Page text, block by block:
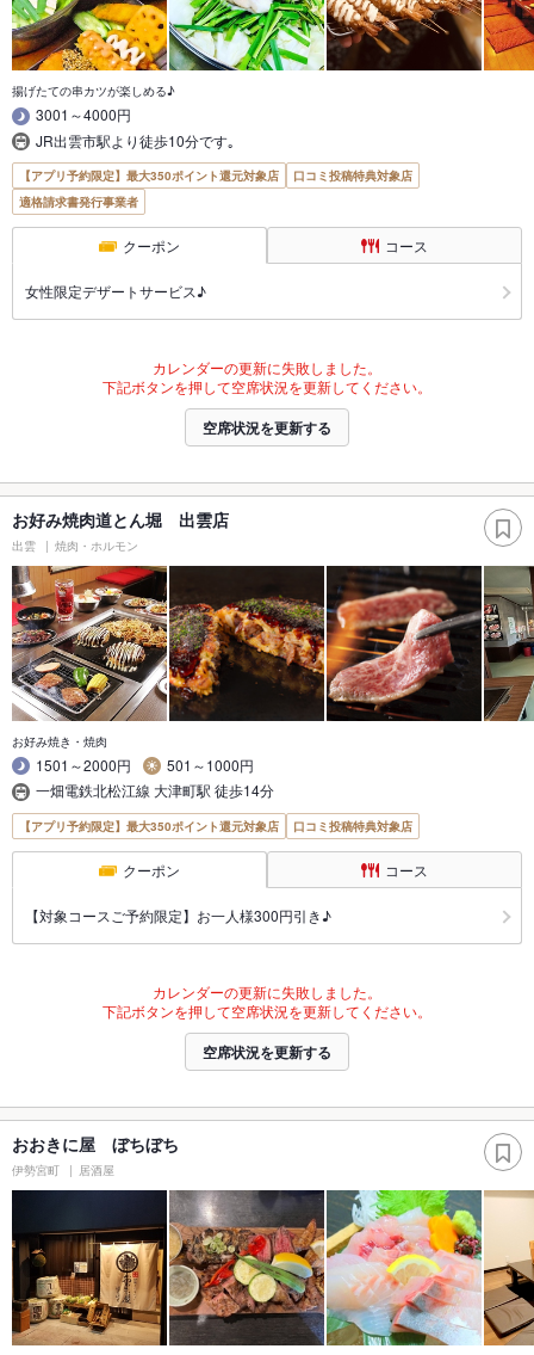
揚げたての串カツが楽しめる♪
3001～4000円
JR出雲市駅より徒歩10分です｡
【アプリ予約限定】最大350ポイント還元対象店
口コミ投稿特典対象店
適格請求書発行事業者
クーポン コース
女性限定デザートサービス♪
カレンダーの更新に失敗しました。
下記ボタンを押して空席状況を更新してください。
空席状況を更新する
お好み焼肉道とん堀 出雲店
出雲 焼肉・ホルモン
お好み焼き・焼肉
1501～2000円
501～1000円
一畑電鉄北松江線 大津町駅 徒歩14分
【アプリ予約限定】最大350ポイント還元対象店 口コミ投稿特典対象店
クーポン コース
【対象コースご予約限定】お一人様300円引き♪
カレンダーの更新に失敗しました。
下記ボタンを押して空席状況を更新してください。
空席状況を更新する
おおきに屋 ぼちぼち
伊勢宮町 居酒屋